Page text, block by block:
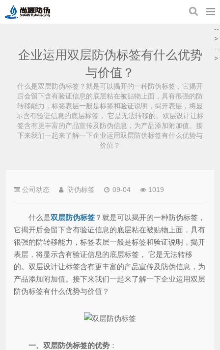
企业运用双层防伪标签有什么优势
与价值？
什么是双层防伪标签？就是可以揭开的一种防伪标签，它揭开
后会留下含有验证信息的底层粘在被贴物上面，具有很强的防
转移能力，标签表层一般是标签和验证说明，揭开表层，将显
示含有验证信息的底层标签， 它是无法转移的。双层设计让标
签含有更丰富的产品宣传及防伪信息，为产品添加附加值。接
下来我们一起来了解一下企业运用双层防伪标签有什么优势与
价值？
公司动态 防伪标签 09-04 1019
什么是双层防伪标签 ？就是可以揭开的一种防伪标签，
它揭开后会留下含有验证信息的底层粘在被贴物上面，具有
很强的防转移能力，标签表层一般是标签和验证说明，揭开
表层，将显示含有验证信息的底层标签， 它是无法转移
的。双层设计让标签含有更丰富的产品宣传及防伪信息，为
产品添加附加值。接下来我们一起来了解一下企业运用双层
防伪标签有什么优势与价值？
一、双层防伪标签的优势 ：
--
>
--
>